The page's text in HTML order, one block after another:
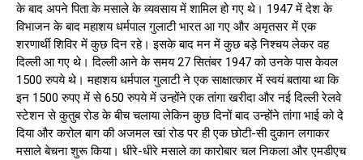
के बाद अपने पिता के मसाले के व्यवसाय में शामिल हो गए थे। 1947 में देश के
विभाजन के बाद महाशय धर्मपाल गुलाटी भारत आ गए और अमृतसर में एक
शरणार्थी शिविर में कुछ दिन रहे। इसके बाद मन में कुछ बड़े निश्चय लेकर वह
दिल्ली आ गए थे। दिल्ली आने के समय 27 सितंबर 1947 को उनके पास केवल
1500 रुपये थे। महाशय धर्मपाल गुलाटी ने एक साक्षात्कार में स्वयं बताया था कि
इन 1500 रुपए में से 650 रुपये में उन्होंने एक तांगा खरीदा और नई दिल्ली रेलवे
स्टेशन से कुतुब रोड के बीच चलाया लेकिन कुछ दिनों बाद उन्होंने तांगा भाई को दे
दिया और करोल बाग की अजमल खां रोड पर ही एक छोटी-सी दुकान लगाकर
मसाले बेचना शुरू किया। धीरे-धीरे मसाले का कारोबार चल निकला और एमडीएच